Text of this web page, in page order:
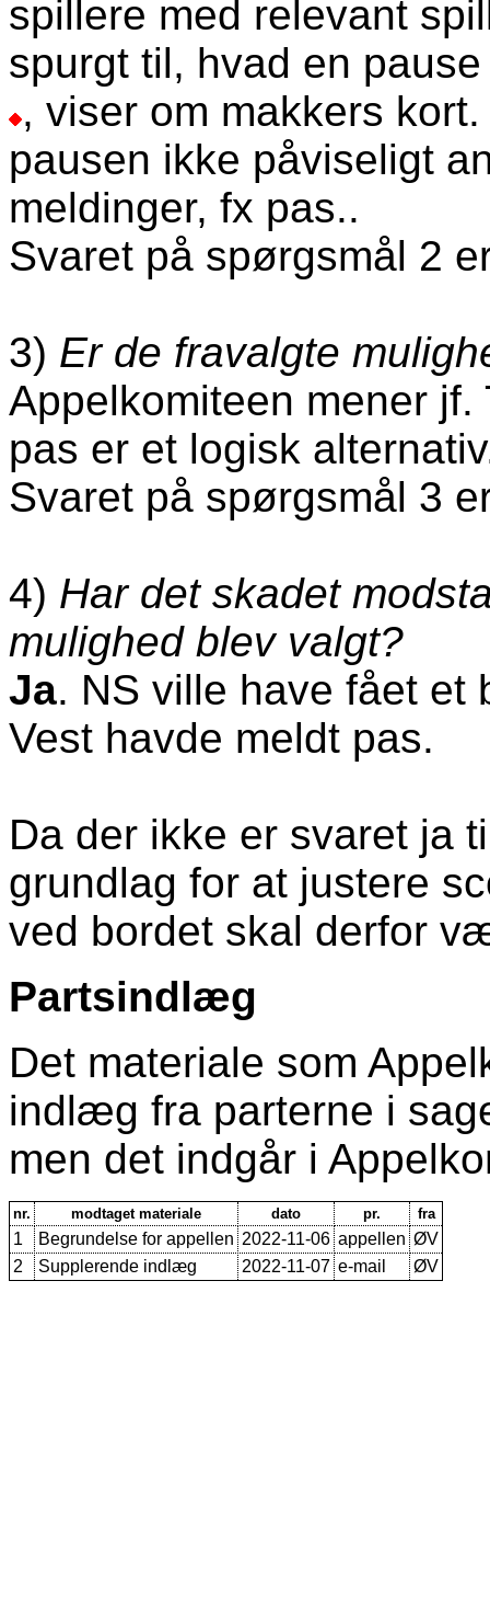
spillere med relevant
spurgt til, hvad en
, viser om makkers
pausen ikke påviseligt
meldinger, fx pas..
Svaret på spørgsmål 2
3) Er de fravalgte
Appelkomiteen mener jf.
pas er et logisk
Svaret på spørgsmål 3
4) Har det skadet
mulighed blev valgt?
Ja. NS ville have fået et
Vest havde meldt pas.
Da der ikke er svaret ja
grundlag for at justere
ved bordet skal derfor
Partsindlæg
Det materiale som
indlæg fra parterne i
men det indgår i
nr. modtaget materiale dato pr. fra
1 Begrundelse for appellen 2022-11-06 appellen ØV
2
Supplerende indlæg 2022-11-07 e-mail ØV